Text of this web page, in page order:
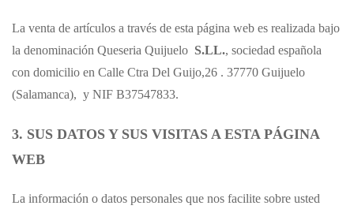
La venta de artículos a través de esta página web es realizada bajo
la denominación Queseria Quijuelo S.LL., sociedad española
con domicilio en Calle Ctra Del Guijo,26 . 37770 Guijuelo
(Salamanca), y NIF B37547833.
3. SUS DATOS Y SUS VISITAS A ESTA PÁGINA
WEB
La información o datos personales que nos facilite sobre usted